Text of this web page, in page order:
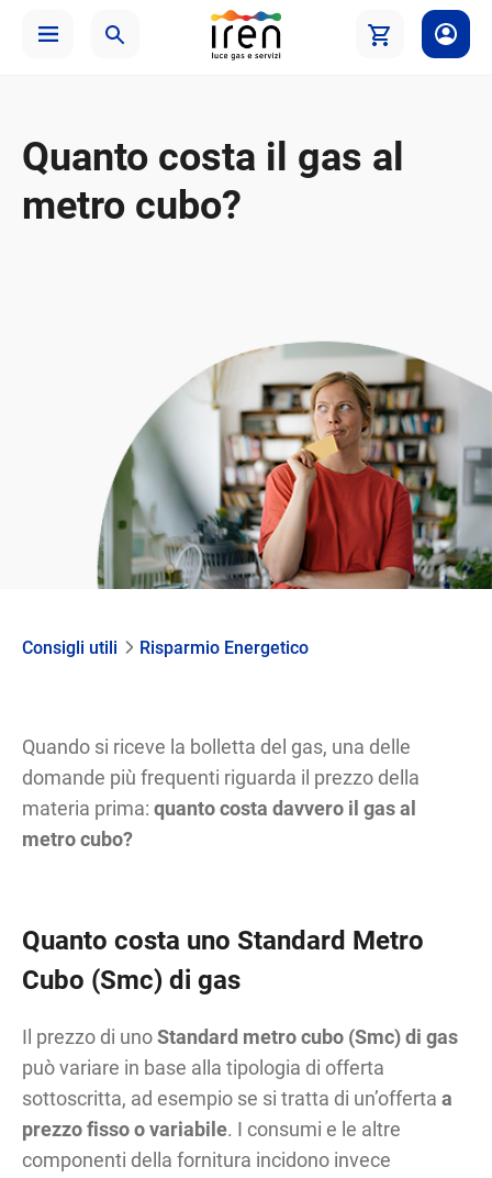
Quanto costa il gas al
metro cubo?
Consigli utili Risparmio Energetico
Quando si riceve la bolletta del gas, una delle
domande più frequenti riguarda il prezzo della
materia prima:quanto costa davvero il gas al
metro cubo?
Quanto costa uno Standard Metro
Cubo (Smc) di gas
Il prezzo di unoStandard metro cubo (Smc) di gas
può variare in base alla tipologia di offerta
sottoscritta, ad esempio se si tratta di un’offertaa
prezzo fisso o variabile. I consumi e le altre
componenti della fornitura incidono invece